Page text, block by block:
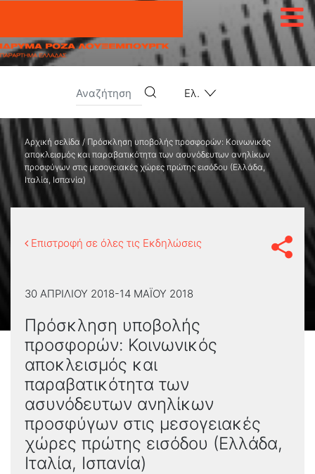
Ελ.
Αρχική σελίδα /Πρόσκληση υποβολής προσφορών: Κοινωνικός
αποκλεισμός και παραβατικότητα των ασυνόδευτων ανηλίκων
προσφύγων στις μεσογειακές χώρες πρώτης εισόδου (Ελλάδα,
Ιταλία, Ισπανία)
Επιστροφή σε όλες τις Εκδηλώσεις
30 ΑΠΡΙΛΊΟΥ 2018-14 ΜΑΪ́ΟΥ 2018
Πρόσκληση υποβολής
προσφορών: Κοινωνικός
αποκλεισμός και
παραβατικότητα των
ασυνόδευτων ανηλίκων
προσφύγων στις μεσογειακές
χώρες πρώτης εισόδου (Ελλάδα,
Ιταλία, Ισπανία)